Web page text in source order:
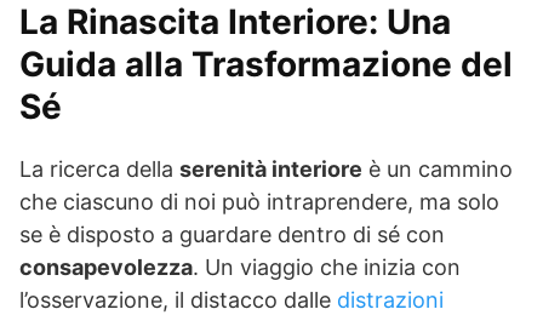
La Rinascita Interiore: Una
Guida alla Trasformazione del
Sé
La ricerca della serenità interiore è un cammino
che ciascuno di noi può intraprendere, ma solo
se è disposto a guardare dentro di sé con
consapevolezza. Un viaggio che inizia con
l’osservazione, il distacco dalle distrazioni